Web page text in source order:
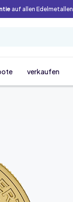
auf allen Edelmetallen
verkaufen